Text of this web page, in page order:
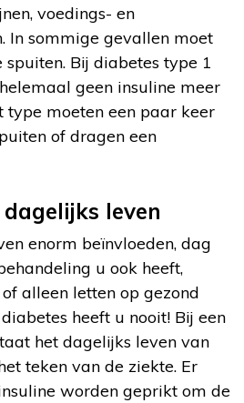
voedings- en
In sommige gevallen moet
Bij diabetes type 1
geen insuline meer
type moeten een paar keer
of dragen een
leven
enorm beïnvloeden, dag
u ook heeft,
alleen letten op gezond
heeft u nooit! Bij een
het dagelijks leven van
teken van de ziekte. Er
worden geprikt om de